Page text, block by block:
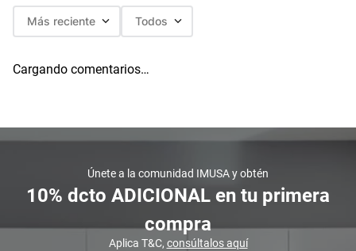
Más reciente Todos
Cargando comentarios…
Únete a la comunidad IMUSA y obtén
10% dcto ADICIONAL en tu primera
compra
Aplica T&C, consúltalos aquí